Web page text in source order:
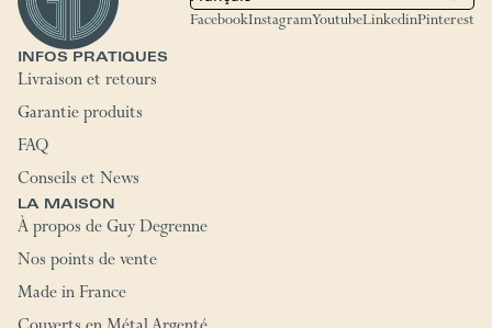
FacebookInstagramYoutubeLinkedinPinterest
INFOS PRATIQUES
Livraison et retours
Garantie produits
FAQ
Conseils et News
LA MAISON
À propos de Guy Degrenne
Nos points de vente
Made in France